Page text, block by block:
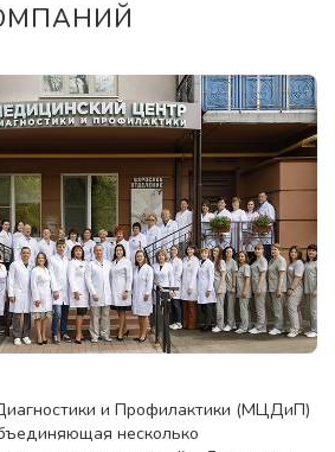
и Профилактики (МЦДиП)
несколько